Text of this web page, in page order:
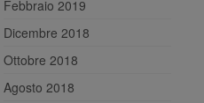
Febbraio 2019
Dicembre 2018
Ottobre 2018
Agosto 2018